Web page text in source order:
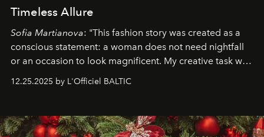
Timeless Allure
Sofia Martianova: "This fashion story was created as a
conscious statement: a woman does not need nightfall
or an occasion to look magnificent. My creative task was
that lives freely, confidently, and without permission. I
elegance is not hidden by darkness but revealed
through clarity, movement, and presence."
12.25.2025 by L'Officiel BALTIC